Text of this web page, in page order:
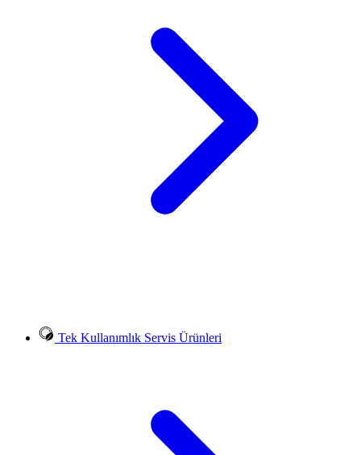
Tek Kullanımlık Servis Ürünleri